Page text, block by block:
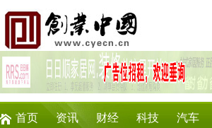
首页 资讯 财经 科技 汽车